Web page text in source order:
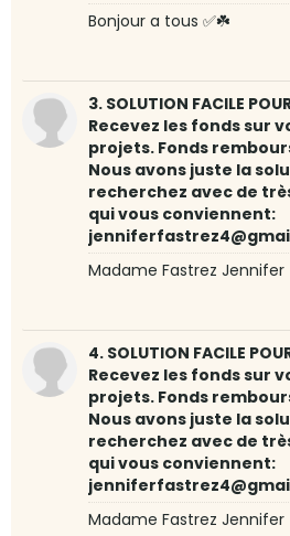
Bonjour a tous ✅☘️
3. SOLUTION FACILE
Recevez les fonds sur
projets. Fonds
Nous avons juste la
recherchez avec de
qui vous conviennent:
Madame Fastrez Jennifer
4. SOLUTION FACILE
Recevez les fonds sur
projets. Fonds
Nous avons juste la
recherchez avec de
qui vous conviennent:
Madame Fastrez Jennifer